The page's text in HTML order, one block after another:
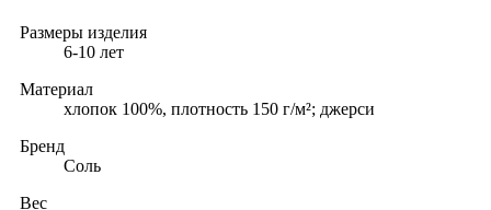
Размеры изделия
6-10 лет
Материал
хлопок 100%, плотность 150 г/м²; джерси
Бренд
Соль
Вес